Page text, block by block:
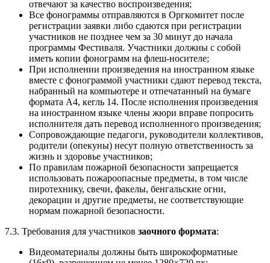
отвечают за качество воспроизведения;
Все фонограммы отправляются в Оргкомитет после
регистрации заявки либо сдаются при регистрации
участников не позднее чем за 30 минут до начала
программы Фестиваля. Участники должны с собой
иметь копии фонограмм на флеш-носителе;
При исполнении произведения на иностранном языке
вместе с фонограммой участники сдают перевод текста,
набранный на компьютере и отпечатанный на бумаге
формата А4, кегль 14. После исполнения произведения
на иностранном языке члены жюри вправе попросить
исполнителя дать перевод исполненного произведения;
Сопровождающие педагоги, руководители коллективов,
родители (опекуны) несут полную ответственность за
жизнь и здоровье участников;
По правилам пожарной безопасности запрещается
использовать пожароопасные предметы, в том числе
пиротехнику, свечи, факелы, бенгальские огни,
декорации и другие предметы, не соответствующие
нормам пожарной безопасности.
7.3. Требования для участников заочного формата:
Видеоматериалы должны быть широкоформатные